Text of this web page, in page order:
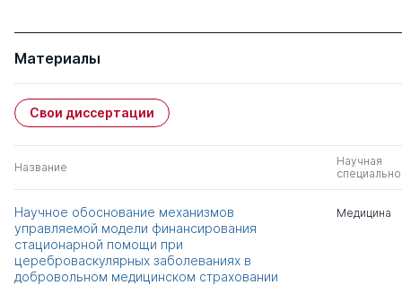
Материалы
Свои диссертации
Название
Научная
Научное обоснование механизмов
управляемой модели финансирования
стационарной помощи при
цереброваскулярных заболеваниях в
добровольном медицинском страховании
Медицина